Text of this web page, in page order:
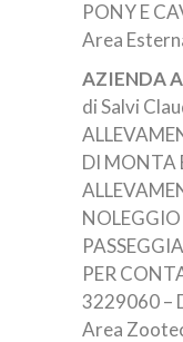
PONY E
Area
AZIENDA
di Salvi
DI MONTA
NOLEGGIO
PER
3229060 –
Area